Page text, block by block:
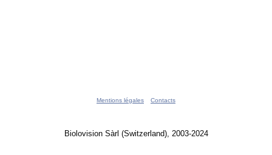
Mentions légales Contacts
Biolovision Sàrl (Switzerland), 2003-2024